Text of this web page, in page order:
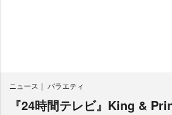
ニュース バラエティ
『24時間テレビ』King &